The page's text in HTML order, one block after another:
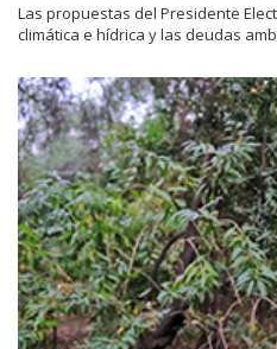
Las propuestas del Presidente
climática e hídrica y las deudas